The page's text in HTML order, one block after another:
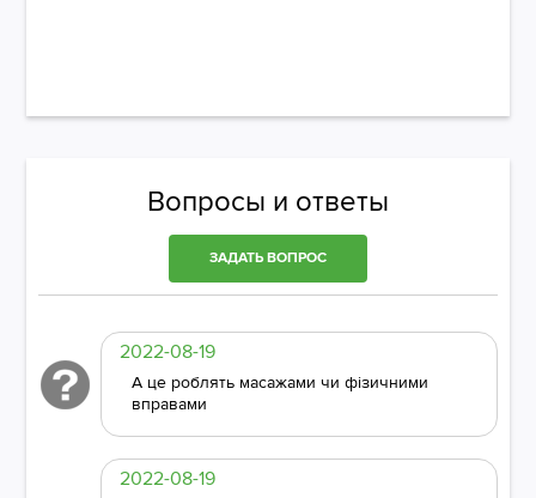
Вопросы и ответы
ЗАДАТЬ ВОПРОС
2022-08-19
А це роблять масажами чи фізичними
вправами
2022-08-19